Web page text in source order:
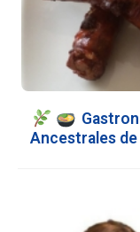
Ancestrales de